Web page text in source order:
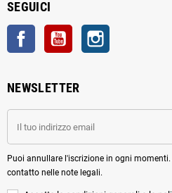
SEGUICI
Facebook YouTube
NEWSLETTER
Puoi annullare l'iscrizione in ogni
contatto nelle note legali.